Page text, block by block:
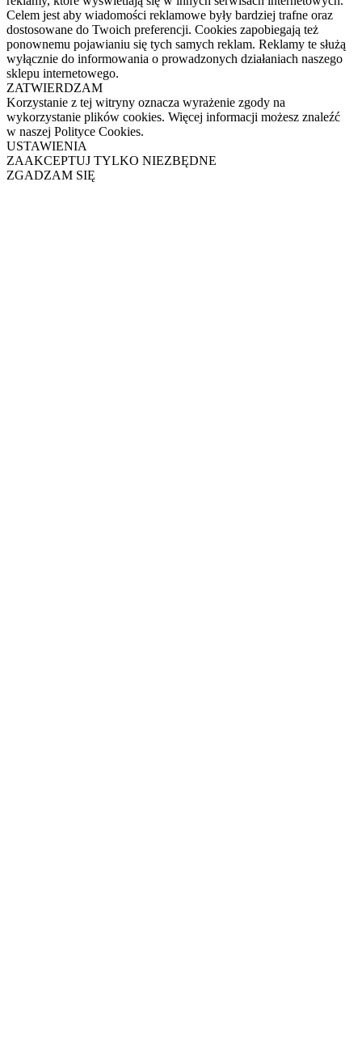
Celem jest aby wiadomości reklamowe były bardziej trafne oraz
dostosowane do Twoich preferencji. Cookies zapobiegają też
ponownemu pojawianiu się tych samych reklam. Reklamy te służą
wyłącznie do informowania o prowadzonych działaniach naszego
sklepu internetowego.
ZATWIERDZAM
Korzystanie z tej witryny oznacza wyrażenie zgody na
wykorzystanie plików cookies. Więcej informacji możesz znaleźć
w naszej Polityce Cookies.
USTAWIENIA
ZAAKCEPTUJ TYLKO NIEZBĘDNE
ZGADZAM SIĘ